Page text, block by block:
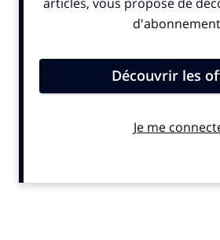
aux clubs. Le mieux classé pourrait
14,4 M€ initialement prévus, tandis que
revues à la hausse, le premier passant
Mais les montants restent inférieurs à
Nicolas de Tavernost vise 1,15 million